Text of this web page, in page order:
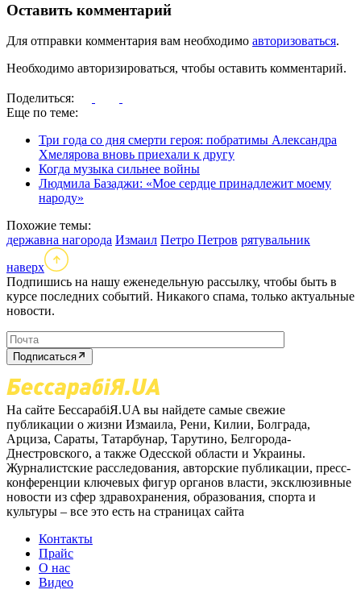
Оставить комментарий
Для отправки комментария вам необходимо авторизоваться.
Необходимо авторизироваться, чтобы оставить комментарий.
Поделиться:
Еще по теме:
Три года со дня смерти героя: побратимы Александра
Хмелярова вновь приехали к другу
Когда музыка сильнее войны
Людмила Базаджи: «Мое сердце принадлежит моему
народу»
Похожие темы:
державна нагорода Измаил Петро Петров рятувальник
наверх
Подпишись на нашу еженедельную рассылку, чтобы быть в
курсе последних событий. Никакого спама, только актуальные
новости.
Подписаться
На сайте БессарабіЯ.UA вы найдете самые свежие
публикации о жизни Измаила, Рени, Килии, Болграда,
Арциза, Сараты, Татарбунар, Тарутино, Белгорода-
Днестровского, а также Одесской области и Украины.
Журналистские расследования, авторские публикации, пресс-
конференции ключевых фигур органов власти, эксклюзивные
новости из сфер здравохранения, образования, спорта и
культуры – все это есть на страницах сайта
Контакты
Прайс
О нас
Видео